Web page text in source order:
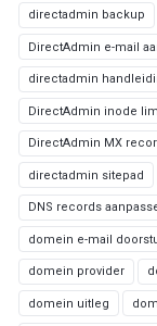
directadmin backup
DirectAdmin e-mail
directadmin
DirectAdmin inode
DirectAdmin MX
directadmin sitepad
DNS records
domein e-mail
domein provider
domein uitleg